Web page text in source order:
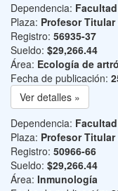
Dependencia:
Plaza: Profesor
Registro: 56935-37
Sueldo: $29,266.44
Área: Ecología de
Fecha de publicación:
Ver detalles »
Dependencia:
Plaza: Profesor
Registro: 50966-66
Sueldo: $29,266.44
Área: Inmunología